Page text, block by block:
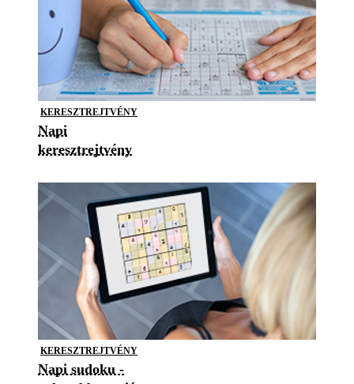
KERESZTREJTVÉNY
Napi
keresztrejtvény
KERESZTREJTVÉNY
Napi sudoku -